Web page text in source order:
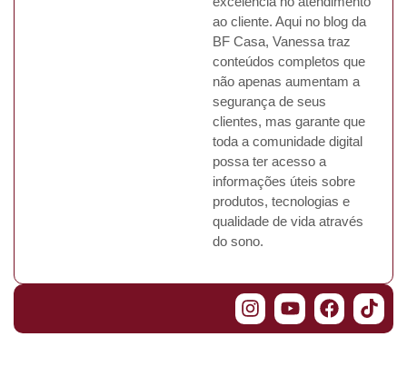
ao cliente. Aqui no blog da
BF Casa, Vanessa traz
conteúdos completos que
não apenas aumentam a
segurança de seus
clientes, mas garante que
toda a comunidade digital
possa ter acesso a
informações úteis sobre
produtos, tecnologias e
qualidade de vida através
do sono.